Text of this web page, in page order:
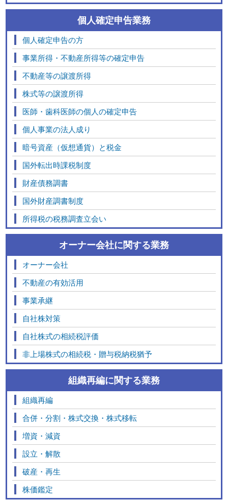
個人確定申告業務
個人確定申告の方
事業所得・不動産所得等の確定申告
不動産等の譲渡所得
株式等の譲渡所得
医師・歯科医師の個人の確定申告
個人事業の法人成り
暗号資産（仮想通貨）と税金
国外転出時課税制度
財産債務調書
国外財産調書制度
所得税の税務調査立会い
オーナー会社に関する業務
オーナー会社
不動産の有効活用
事業承継
自社株対策
自社株式の相続税評価
非上場株式の相続税・贈与税納税猶予
組織再編に関する業務
組織再編
合併・分割・株式交換・株式移転
増資・減資
設立・解散
破産・再生
株価鑑定